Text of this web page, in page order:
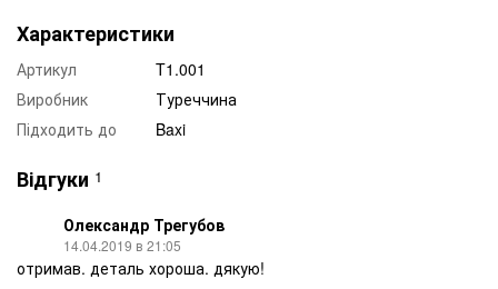
Характеристики
Артикул
T1.001
Виробник
Туреччина
Підходить до
Baxi
Відгуки 1
Олександр Трегубов
14.04.2019 в 21:05
отримав. деталь хороша. дякую!